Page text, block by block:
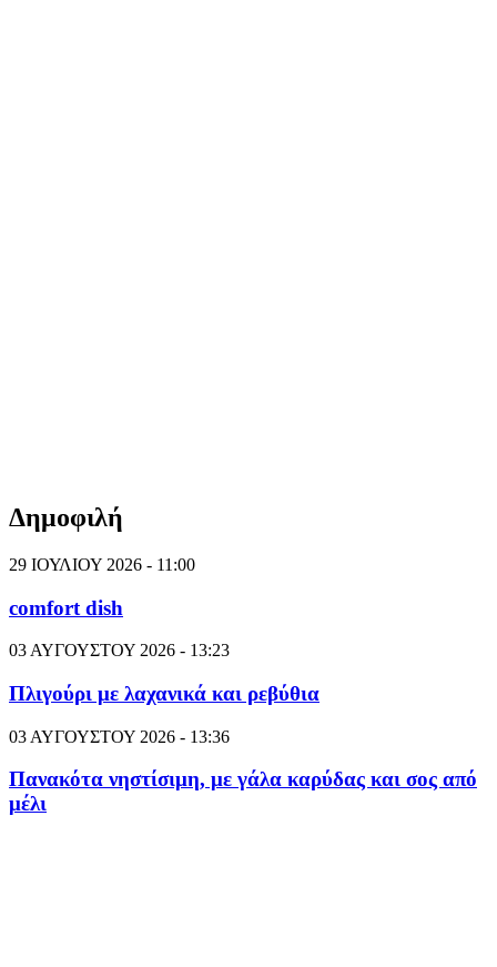
Δημοφιλή
29 ΙΟΥΛΙΟΥ 2026 - 11:00
comfort dish
03 ΑΥΓΟΥΣΤΟΥ 2026 - 13:23
Πλιγούρι με λαχανικά και ρεβύθια
03 ΑΥΓΟΥΣΤΟΥ 2026 - 13:36
Πανακότα νηστίσιμη, με γάλα καρύδας και σος από
μέλι